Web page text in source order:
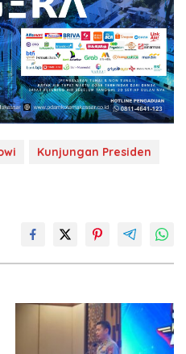
Kunjungan Presiden